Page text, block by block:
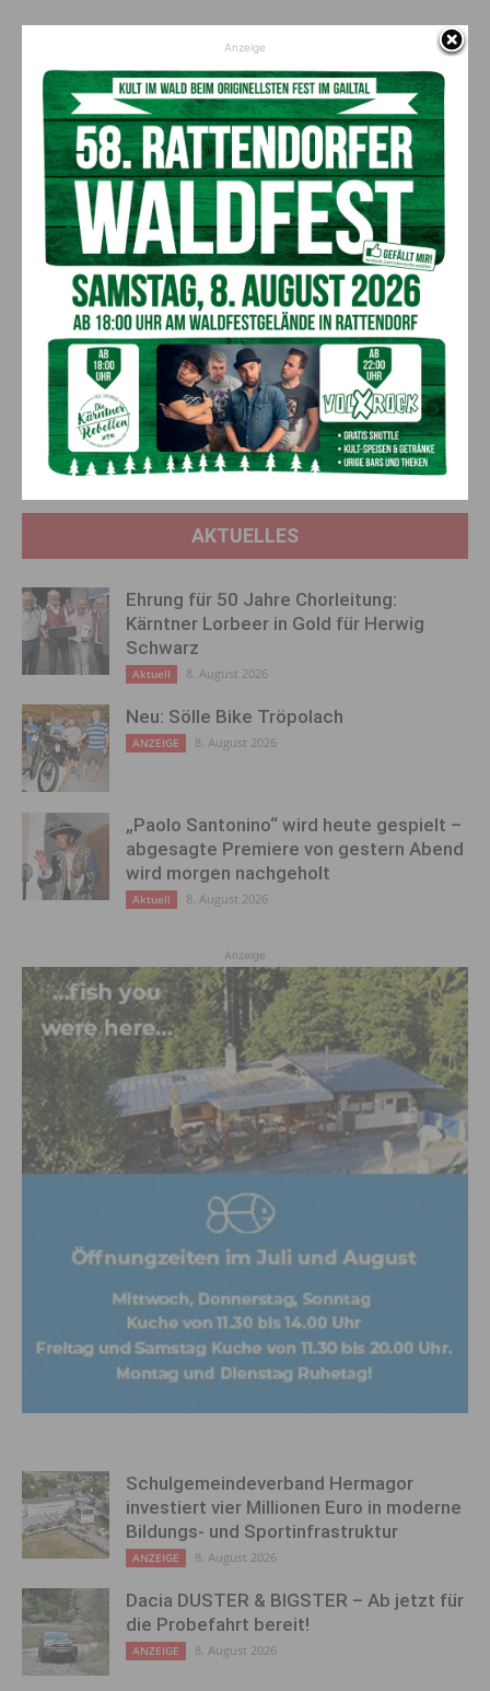
Vorheriger Artikel
HASSLACHER Gruppe startet
Produktion am gemieteten
Standort im Gitschtal
Nächster Artikel
„Viva la Carnica“ als Auftakt in
eine besondere Saison
AKTUELLES
Ehrung für 50 Jahre Chorleitung:
Kärntner Lorbeer in Gold für Herwig
Schwarz
Aktuell 8. August 2026
Neu: Sölle Bike Tröpolach
ANZEIGE 8. August 2026
„Paolo Santonino“ wird heute gespielt –
abgesagte Premiere von gestern Abend
wird morgen nachgeholt
Aktuell 8. August 2026
Anzeige
Schulgemeindeverband Hermagor
investiert vier Millionen Euro in moderne
Bildungs- und Sportinfrastruktur
ANZEIGE 8. August 2026
Dacia DUSTER & BIGSTER – Ab jetzt für
die Probefahrt bereit!
ANZEIGE 8. August 2026
Anzeige